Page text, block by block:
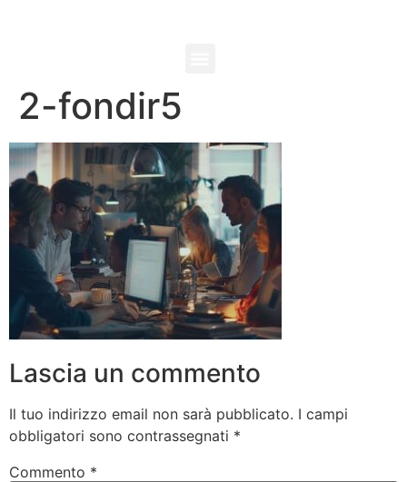
2-fondir5
Lascia un commento
Il tuo indirizzo email non sarà pubblicato. I campi
obbligatori sono contrassegnati *
Commento *